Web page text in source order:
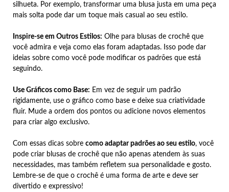
silhueta. Por exemplo, transformar uma blusa justa em uma peça
mais solta pode dar um toque mais casual ao seu estilo.
Inspire-se em Outros Estilos: Olhe para blusas de crochê que
você admira e veja como elas foram adaptadas. Isso pode dar
ideias sobre como você pode modificar os padrões que está
seguindo.
Use Gráficos como Base: Em vez de seguir um padrão
rigidamente, use o gráfico como base e deixe sua criatividade
fluir. Mude a ordem dos pontos ou adicione novos elementos
para criar algo exclusivo.
Com essas dicas sobre como adaptar padrões ao seu estilo, você
pode criar blusas de crochê que não apenas atendem às suas
necessidades, mas também refletem sua personalidade e gosto.
Lembre-se de que o crochê é uma forma de arte e deve ser
divertido e expressivo!